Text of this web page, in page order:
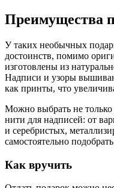
Преимущества
У таких необычных
достоинств, помимо
изготовлены из
Надписи и узоры
как принты, что
Можно выбрать не
нити для надписей: от
и серебристых,
самостоятельно
Как вручить